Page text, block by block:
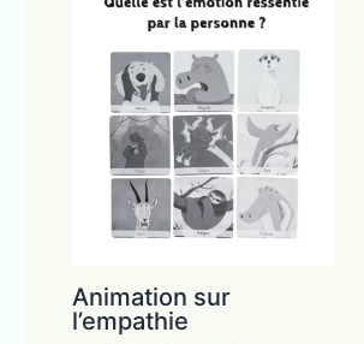
Animation sur
l’empathie